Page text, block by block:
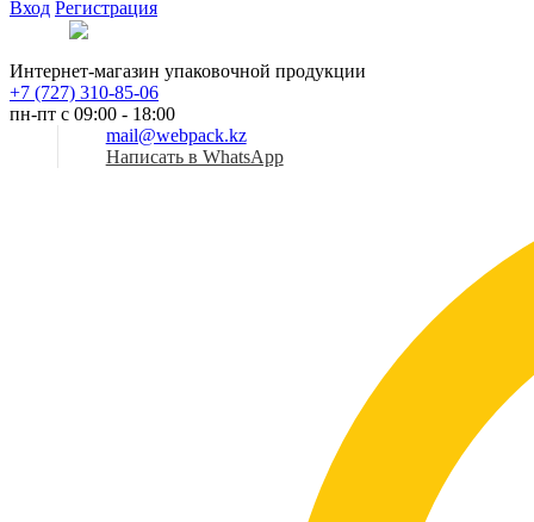
Вход Регистрация
Интернет-магазин упаковочной продукции
+7 (727) 310-85-06
пн-пт с 09:00 - 18:00
mail@webpack.kz
Написать в WhatsApp